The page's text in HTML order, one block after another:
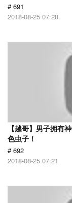
# 691
2018-08-25 07:28
【越哥】男子拥有
色虫子！
# 692
2018-08-25 07:21